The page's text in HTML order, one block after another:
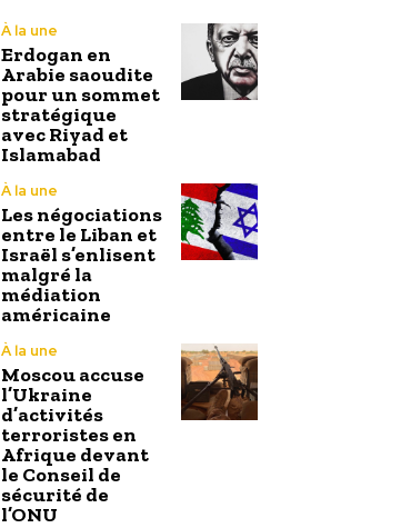
À la une
Erdogan en
Arabie saoudite
pour un sommet
stratégique
avec Riyad et
Islamabad
À la une
Les négociations
entre le Liban et
Israël s’enlisent
malgré la
médiation
américaine
À la une
Moscou accuse
l’Ukraine
d’activités
terroristes en
Afrique devant
le Conseil de
sécurité de
l’ONU